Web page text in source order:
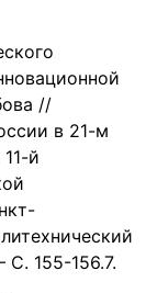
//
в 21-м
й
С. 155-156.7.